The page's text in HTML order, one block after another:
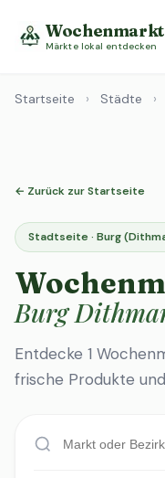
Märkte lokal entdecken
Startseite › Städte ›
← Zurück zur Startseite
Stadtseite · Burg
Burg
Entdecke 1
frische Produkte